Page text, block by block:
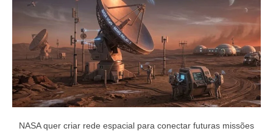
NASA quer criar rede espacial para conectar futuras missões